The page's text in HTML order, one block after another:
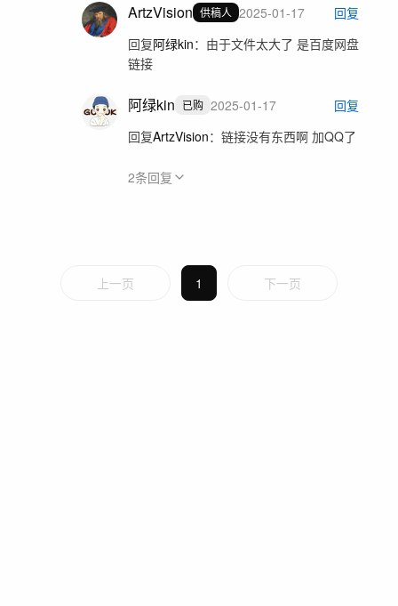
ArtzVision 供稿人 2025-01-17
回复
回复阿绿kin： 由于文件太大了 是百度网盘
链接
阿绿kin 已购 2025-01-17
回复
回复ArtzVision： 链接没有东西啊 加QQ了
2条回复
上一页 1 下一页